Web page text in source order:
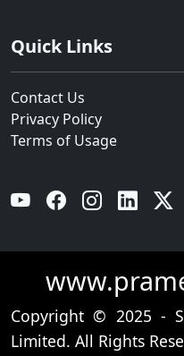
Quick Links
Contact Us
Privacy Policy
Terms of Usage
YouTube Facebook Instagram Linkedin
Copyright © 2025 -
Limited. All Rights